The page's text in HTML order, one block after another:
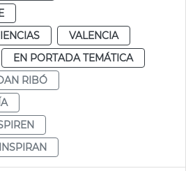
VALENCIA
EN PORTADA TEMÁTICA
RIBÓ